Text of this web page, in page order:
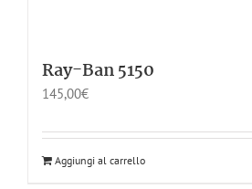
Ray-Ban 5150
145,00€
Aggiungi al carrello